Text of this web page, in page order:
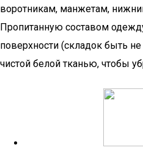
воротникам, манжетам,
Пропитанную составом
поверхности (складок быть
чистой белой тканью, чтобы